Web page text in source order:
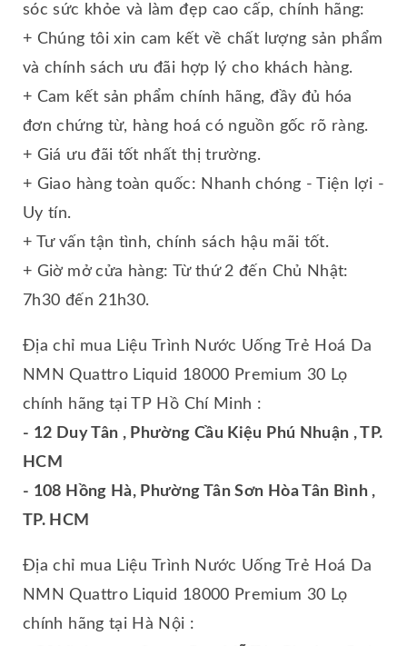
sóc sức khỏe và làm đẹp cao cấp, chính hãng:
+ Chúng tôi xin cam kết về chất lượng sản phẩm
và chính sách ưu đãi hợp lý cho khách hàng.
+ Cam kết sản phẩm chính hãng, đầy đủ hóa
đơn chứng từ, hàng hoá có nguồn gốc rõ ràng.
+ Giá ưu đãi tốt nhất thị trường.
+ Giao hàng toàn quốc: Nhanh chóng - Tiện lợi -
Uy tín.
+ Tư vấn tận tình, chính sách hậu mãi tốt.
+ Giờ mở cửa hàng: Từ thứ 2 đến Chủ Nhật:
7h30 đến 21h30.
Địa chỉ mua Liệu Trình Nước Uống Trẻ Hoá Da
NMN Quattro Liquid 18000 Premium 30 Lọ
chính hãng tại TP Hồ Chí Minh :
- 12 Duy Tân , Phường Cầu Kiệu Phú Nhuận , TP.
HCM
- 108 Hồng Hà, Phường Tân Sơn Hòa Tân Bình ,
TP. HCM
Địa chỉ mua Liệu Trình Nước Uống Trẻ Hoá Da
NMN Quattro Liquid 18000 Premium 30 Lọ
chính hãng tại Hà Nội :